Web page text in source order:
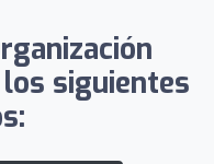
siguientes